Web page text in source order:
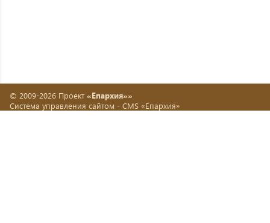
© 2009-2026 Проект «Епархия»»
Система управления сайтом - CMS «Епархия»